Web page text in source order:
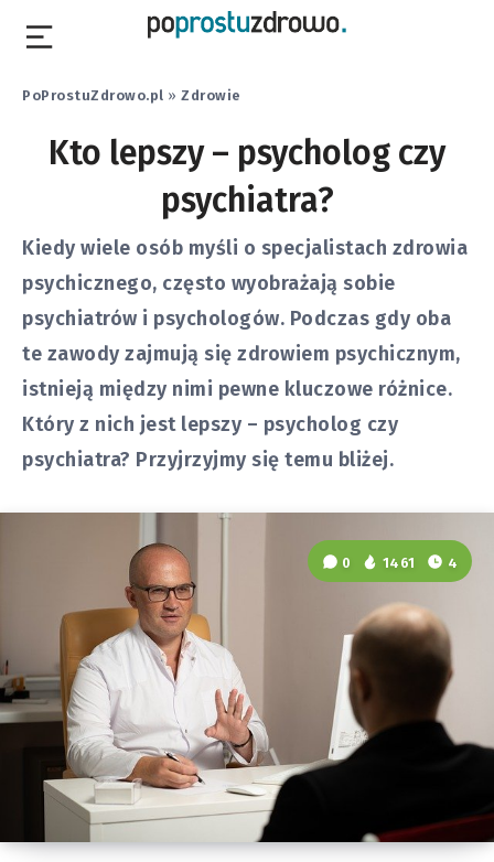
PoProstuZdrowo.pl » Zdrowie
Kto lepszy – psycholog czy
psychiatra?
Kiedy wiele osób myśli o specjalistach zdrowia
psychicznego, często wyobrażają sobie
psychiatrów i psychologów. Podczas gdy oba
te zawody zajmują się zdrowiem psychicznym,
istnieją między nimi pewne kluczowe różnice.
Który z nich jest lepszy – psycholog czy
psychiatra? Przyjrzyjmy się temu bliżej.
0 1461 4